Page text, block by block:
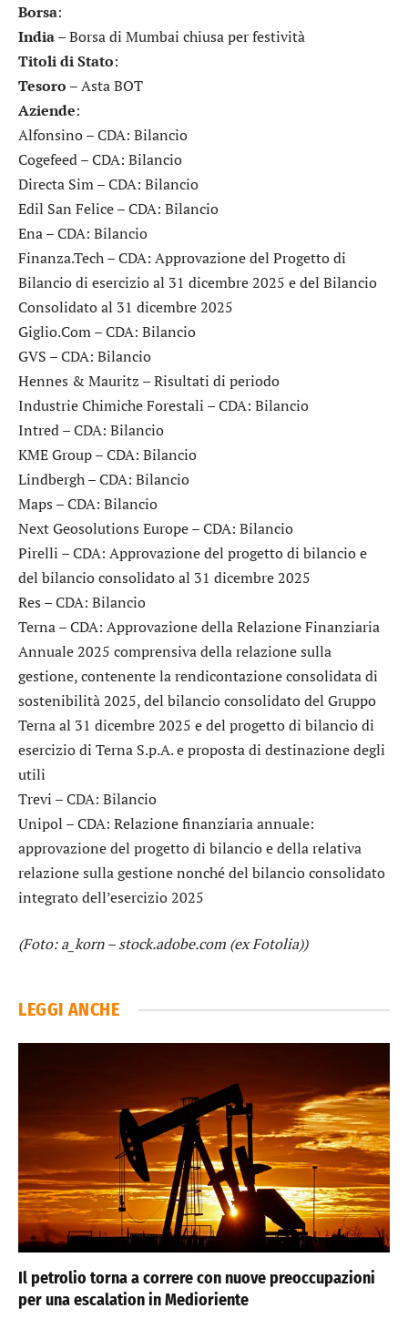
Borsa:
India– Borsa di Mumbai chiusa per festività
Titoli di Stato:
Tesoro – Asta BOT
Aziende:
Alfonsino– CDA: Bilancio
Cogefeed– CDA: Bilancio
Directa Sim– CDA: Bilancio
Edil San Felice– CDA: Bilancio
Ena– CDA: Bilancio
Finanza.Tech– CDA: Approvazione del Progetto di
Bilancio di esercizio al 31 dicembre 2025 e del Bilancio
Consolidato al 31 dicembre 2025
Giglio.Com– CDA: Bilancio
GVS – CDA: Bilancio
Hennes & Mauritz – Risultati di periodo
Industrie Chimiche Forestali – CDA: Bilancio
Intred– CDA: Bilancio
KME Group– CDA: Bilancio
Lindbergh– CDA: Bilancio
Maps – CDA: Bilancio
Next Geosolutions Europe– CDA: Bilancio
Pirelli – CDA: Approvazione del progetto di bilancio e
del bilancio consolidato al 31 dicembre 2025
Res – CDA: Bilancio
Terna– CDA: Approvazione della Relazione Finanziaria
Annuale 2025 comprensiva della relazione sulla
gestione, contenente la rendicontazione consolidata di
sostenibilità 2025, del bilancio consolidato del Gruppo
Terna al 31 dicembre 2025 e del progetto di bilancio di
esercizio di Terna S.p.A. e proposta di destinazione degli
utili
Trevi – CDA: Bilancio
Unipol – CDA: Relazione finanziaria annuale:
approvazione del progetto di bilancio e della relativa
relazione sulla gestione nonché del bilancio consolidato
integrato dell’esercizio 2025
(Foto: a_korn – stock.adobe.com (ex Fotolia))
LEGGI ANCHE
Il petrolio torna a correre con nuove preoccupazioni
per una escalation in Medioriente